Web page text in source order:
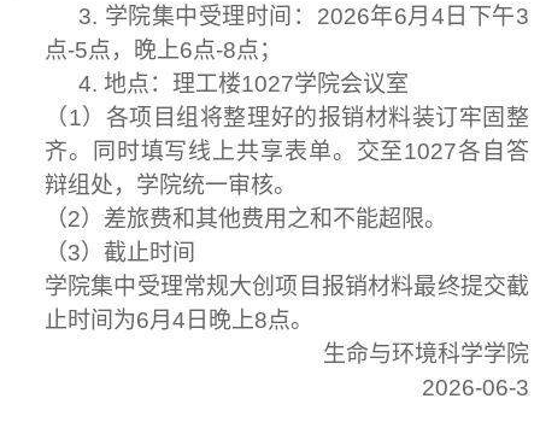
3. 学院集中受理时间： 2026年6月 4 日下午3
点-5点，晚上6点-8点；
4. 地点：理工楼1027学院会议室
（1）各项目组将整理好的报销材料装订牢固整
齐。同时填写线上共享表单。交至1027各自答
辩组处，学院统一审核。
（2）差旅费和其他费用之和不能超限。
（3）截止时间
学院集中受理常规大创项目报销材料最终提交截
止时间为6月 4 日晚上8点。
生命与环境科学学院
2026-06-3